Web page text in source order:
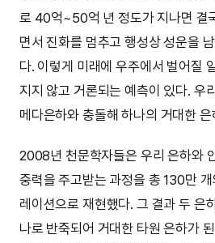
로 40억~50억 년 정도가 지나면 결
면서 진화를 멈추고 행성상 성운을
다. 이렇게 미래에 우주에서 벌어질
지지 않고 거론되는 예측이 있다. 우
메다은하와 충돌해 하나의 거대한
2008년 천문학자들은 우리 은하와
중력을 주고받는 과정을 총 130만
레이션으로 재현했다. 그 결과 두 은
나로 반죽되어 거대한 타원 은하가